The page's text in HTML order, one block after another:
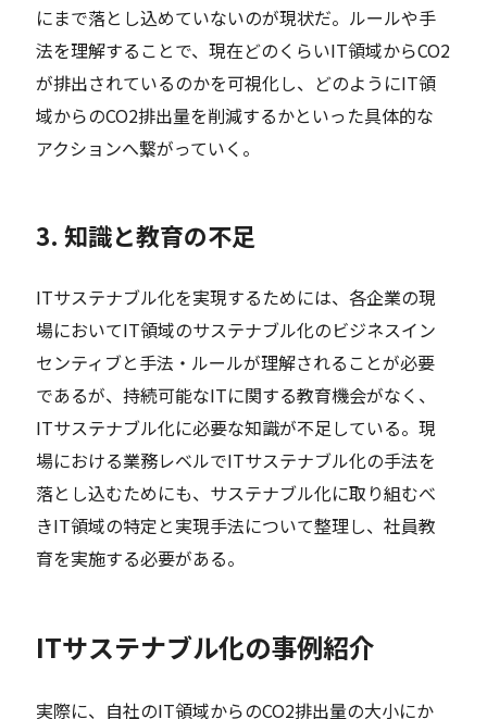
にまで落とし込めていないのが現状だ。ルールや手
法を理解することで、現在どのくらいIT領域からCO2
が排出されているのかを可視化し、どのようにIT領
域からのCO2排出量を削減するかといった具体的な
アクションへ繋がっていく。
3. 知識と教育の不足
ITサステナブル化を実現するためには、各企業の現
場においてIT領域のサステナブル化のビジネスイン
センティブと手法・ルールが理解されることが必要
であるが、持続可能なITに関する教育機会がなく、
ITサステナブル化に必要な知識が不足している。現
場における業務レベルでITサステナブル化の手法を
落とし込むためにも、サステナブル化に取り組むべ
きIT領域の特定と実現手法について整理し、社員教
育を実施する必要がある。
ITサステナブル化の事例紹介
実際に、自社のIT領域からのCO2排出量の大小にか